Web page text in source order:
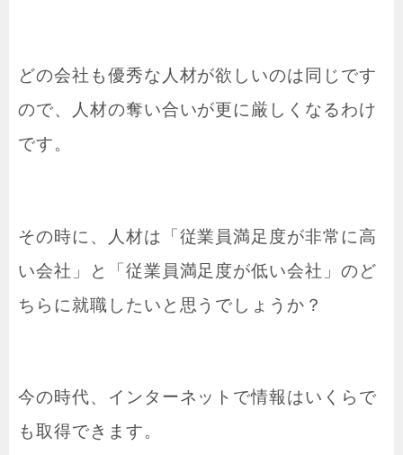
どの会社も優秀な人材が欲しいのは同じです
ので、人材の奪い合いが更に厳しくなるわけ
です。
その時に、人材は「従業員満足度が非常に高
い会社」と「従業員満足度が低い会社」のど
ちらに就職したいと思うでしょうか？
今の時代、インターネットで情報はいくらで
も取得できます。